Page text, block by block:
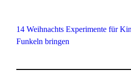
14 Weihnachts Experimente für
Funkeln bringen